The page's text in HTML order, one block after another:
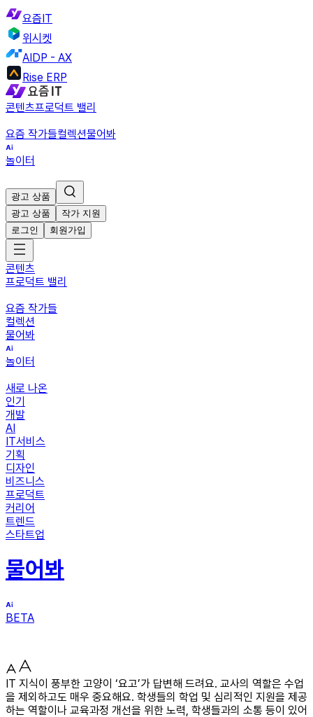
요즘IT
위시켓
AIDP - AX
Rise ERP
콘텐츠프로덕트 밸리
요즘 작가들컬렉션물어봐
놀이터
광고 상품
광고 상품
작가 지원
로그인
회원가입
콘텐츠
프로덕트 밸리
요즘 작가들
컬렉션
물어봐
놀이터
새로 나온
인기
개발
AI
IT서비스
기획
디자인
비즈니스
프로덕트
커리어
트렌드
스타트업
물어봐
BETA
IT 지식이 풍부한 고양이 ‘요고’가 답변해 드려요. 교사의 역할은 수업
을 제외하고도 매우 중요해요. 학생들의 학업 및 심리적인 지원을 제공
하는 역할이나 교육과정 개선을 위한 노력, 학생들과의 소통 등이 있어